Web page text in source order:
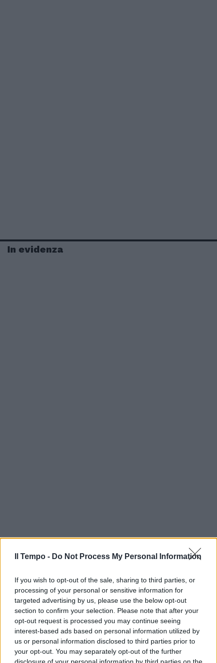
Il Tempo - Do Not Process My Personal Information
If you wish to opt-out of the sale, sharing to third parties, or
processing of your personal or sensitive information for
targeted advertising by us, please use the below opt-out
section to confirm your selection. Please note that after your
opt-out request is processed you may continue seeing
interest-based ads based on personal information utilized by
us or personal information disclosed to third parties prior to
your opt-out. You may separately opt-out of the further
In evidenza